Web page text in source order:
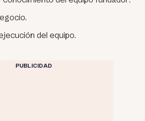
del equipo.
PUBLICIDAD